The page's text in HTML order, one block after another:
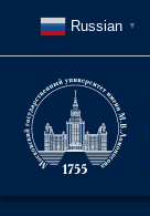
Russian ▼